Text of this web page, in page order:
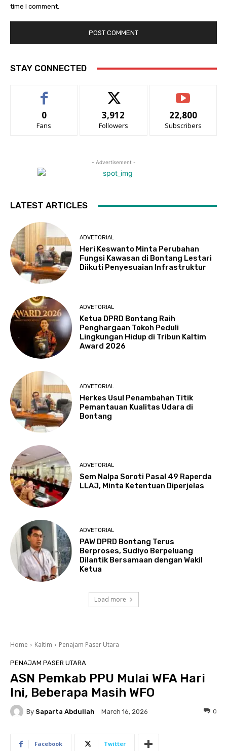
time I comment.
STAY CONNECTED
0
Fans
3,912
Followers
22,800
Subscribers
- Advertisement -
LATEST ARTICLES
ADVETORIAL
Heri Keswanto Minta Perubahan
Fungsi Kawasan di Bontang Lestari
Diikuti Penyesuaian Infrastruktur
ADVETORIAL
Ketua DPRD Bontang Raih
Penghargaan Tokoh Peduli
Lingkungan Hidup di Tribun Kaltim
Award 2026
ADVETORIAL
Herkes Usul Penambahan Titik
Pemantauan Kualitas Udara di
Bontang
ADVETORIAL
Sem Nalpa Soroti Pasal 49 Raperda
LLAJ, Minta Ketentuan Diperjelas
ADVETORIAL
PAW DPRD Bontang Terus
Berproses, Sudiyo Berpeluang
Dilantik Bersamaan dengan Wakil
Ketua
Load more